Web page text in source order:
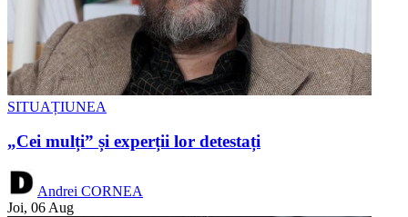
SITUAȚIUNEA
„Cei mulți” și experții lor detestați
Andrei CORNEA
Joi, 06 Aug